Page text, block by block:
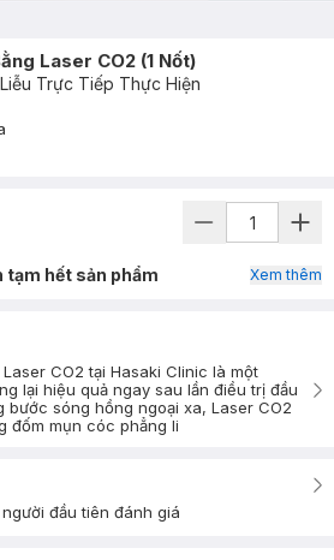
Laser CO2 (1 Nốt)
Trực Tiếp Thực Hiện
Icon
tạm hết sản phẩm Xem thêm
CO2 tại Hasaki Clinic là một
lại hiệu quả ngay sau lần điều trị đầu
bước sóng hồng ngoại xa, Laser CO2
đốm mụn cóc phẳng li
đầu tiên đánh giá